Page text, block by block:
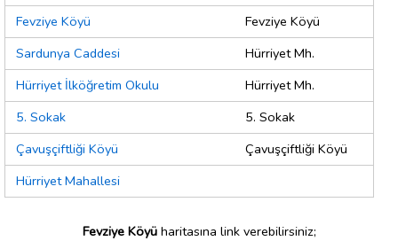
Fevziye Köyü
Fevziye Köyü
Sardunya Caddesi
Hürriyet Mh.
Hürriyet İlköğretim Okulu
Hürriyet Mh.
5. Sokak
5. Sokak
Çavuşçiftliği Köyü
Çavuşçiftliği Köyü
Hürriyet Mahallesi
Fevziye Köyüharitasına link verebilirsiniz;